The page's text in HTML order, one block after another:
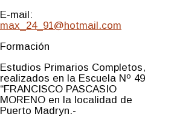
E-mail:
max_24_91@hotmail.com
Formación
Estudios Primarios Completos,
realizados en la Escuela Nº 49
“FRANCISCO PASCASIO
MORENO en la localidad de
Puerto Madryn.-